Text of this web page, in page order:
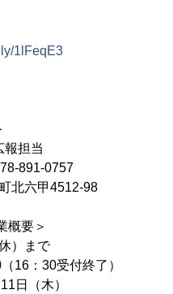
1lFeqE3
担当
891-0757
北六甲4512-98
概要＞
）まで
16：30受付終了）
日（木）